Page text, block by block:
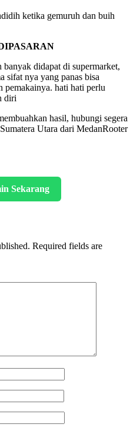
ketika gemuruh dan buih
banyak didapat di supermarket,
sifat nya yang panas bisa
pemakainya. hati hati perlu
diri
hasil, hubungi segera
Sumatera Utara dari MedanRooter
Sekarang
Required fields are